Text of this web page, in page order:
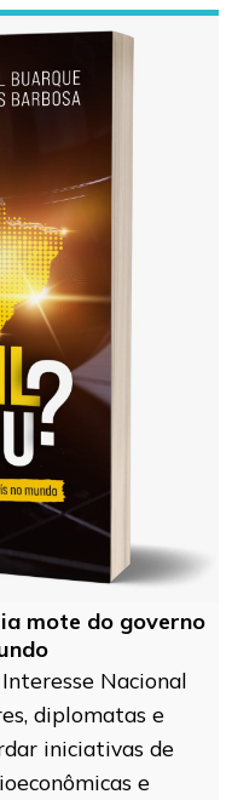
mote do governo
Nacional
diplomatas e
iniciativas de
e